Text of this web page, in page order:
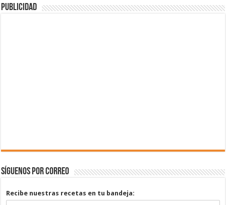
Publicidad
Síguenos por correo
Recibe nuestras recetas en tu bandeja: